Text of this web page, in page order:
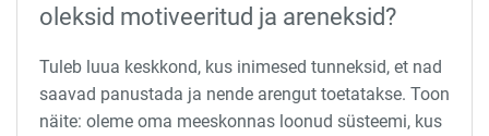
oleksid motiveeritud ja areneksid?
Tuleb luua keskkond, kus inimesed tunneksid, et nad
saavad panustada ja nende arengut toetatakse. Toon
näite: oleme oma meeskonnas loonud süsteemi, kus